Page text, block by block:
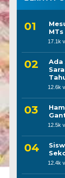
17.1k
Ada
12.6k
12.5k
12.4k